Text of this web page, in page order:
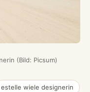
(Bild: Picsum)
estelle wiele designerin